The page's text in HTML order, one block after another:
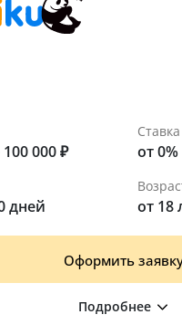
100 000 ₽
Ставка
от 0%
дней от 18
Оформить